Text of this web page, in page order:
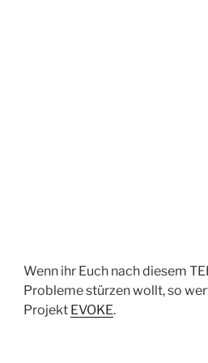
Wenn ihr Euch nach diesem
Probleme stürzen wollt, so
Projekt EVOKE.